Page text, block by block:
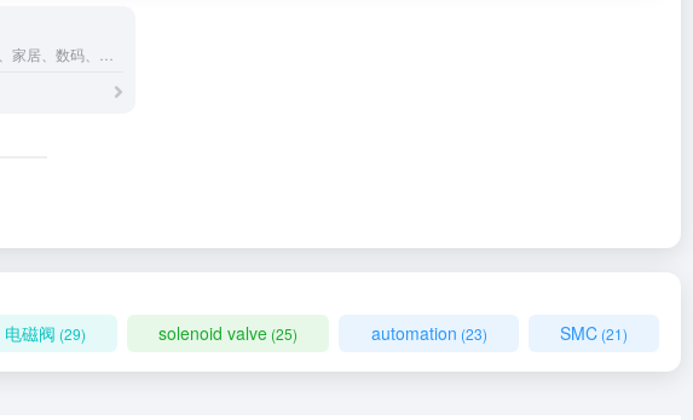
电磁阀 (29) solenoid valve (25) automation (23) SMC(21)